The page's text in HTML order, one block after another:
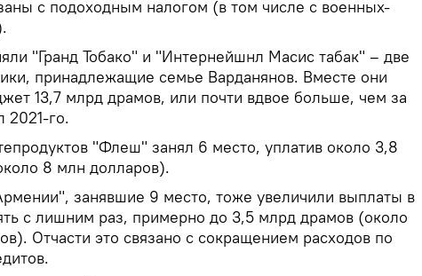
с подоходным налогом (в том числе с военных-
"Гранд Тобако" и "Интернейшнл Масис табак" – две
принадлежащие семье Варданянов. Вместе они
13,7 млрд драмов, или почти вдвое больше, чем за
2021-го.
"Флеш" занял 6 место, уплатив около 3,8
8 млн долларов).
занявшие 9 место, тоже увеличили выплаты в
с лишним раз, примерно до 3,5 млрд драмов (около
Отчасти это связано с сокращением расходов по